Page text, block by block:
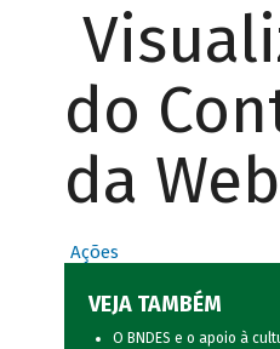
do
da Web
Ações
VEJA TAMBÉM
O BNDES e o apoio à